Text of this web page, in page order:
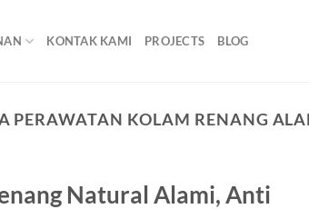
KONTAK KAMI PROJECTS BLOG
PERAWATAN KOLAM RENANG
Natural Alami, Anti